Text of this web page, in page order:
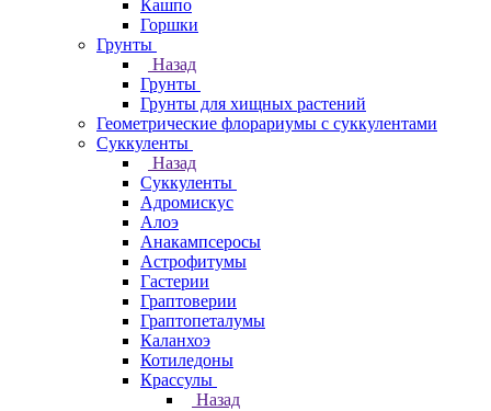
Кашпо
Горшки
Грунты
Назад
Грунты
Грунты для хищных растений
Геометрические флорариумы с суккулентами
Суккуленты
Назад
Суккуленты
Адромискус
Алоэ
Анакампсеросы
Астрофитумы
Гастерии
Граптоверии
Граптопеталумы
Каланхоэ
Котиледоны
Крассулы
Назад